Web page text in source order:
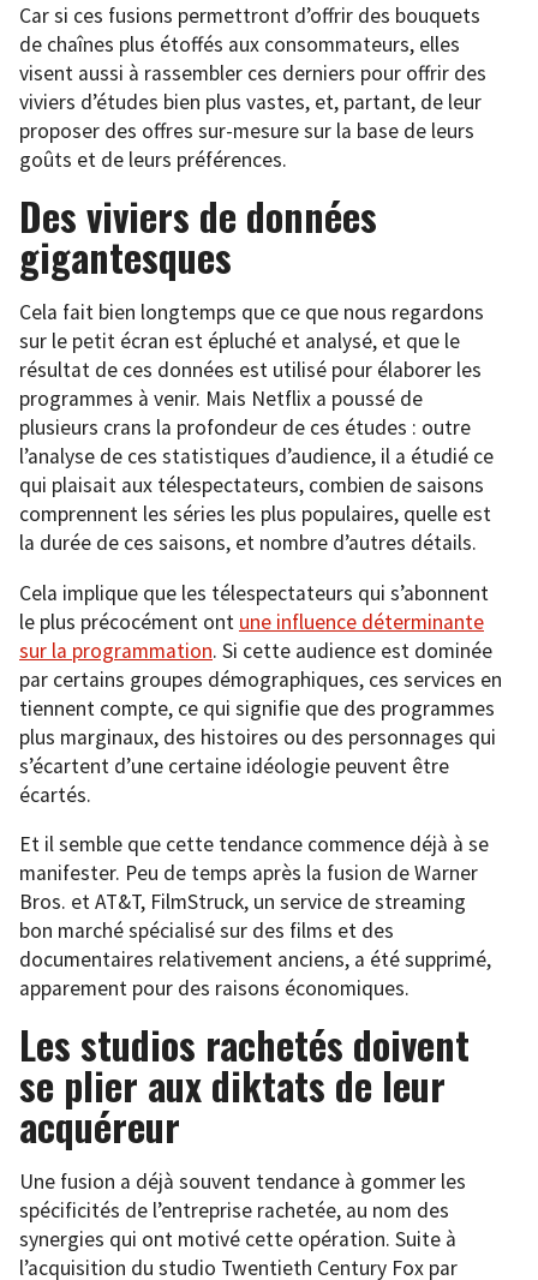
Car si ces fusions permettront d’offrir des bouquets
de chaînes plus étoffés aux consommateurs, elles
visent aussi à rassembler ces derniers pour offrir des
viviers d’études bien plus vastes, et, partant, de leur
proposer des offres sur-mesure sur la base de leurs
goûts et de leurs préférences.
Des viviers de données
gigantesques
Cela fait bien longtemps que ce que nous regardons
sur le petit écran est épluché et analysé, et que le
résultat de ces données est utilisé pour élaborer les
programmes à venir. Mais Netflix a poussé de
plusieurs crans la profondeur de ces études : outre
l’analyse de ces statistiques d’audience, il a étudié ce
qui plaisait aux télespectateurs, combien de saisons
comprennent les séries les plus populaires, quelle est
la durée de ces saisons, et nombre d’autres détails.
Cela implique que les télespectateurs qui s’abonnent
le plus précocément ont une influence déterminante
sur la programmation. Si cette audience est dominée
par certains groupes démographiques, ces services en
tiennent compte, ce qui signifie que des programmes
plus marginaux, des histoires ou des personnages qui
s’écartent d’une certaine idéologie peuvent être
écartés.
Et il semble que cette tendance commence déjà à se
manifester. Peu de temps après la fusion de Warner
Bros. et AT&T, FilmStruck, un service de streaming
bon marché spécialisé sur des films et des
documentaires relativement anciens, a été supprimé,
apparement pour des raisons économiques.
Les studios rachetés doivent
se plier aux diktats de leur
acquéreur
Une fusion a déjà souvent tendance à gommer les
spécificités de l’entreprise rachetée, au nom des
synergies qui ont motivé cette opération. Suite à
l’acquisition du studio Twentieth Century Fox par